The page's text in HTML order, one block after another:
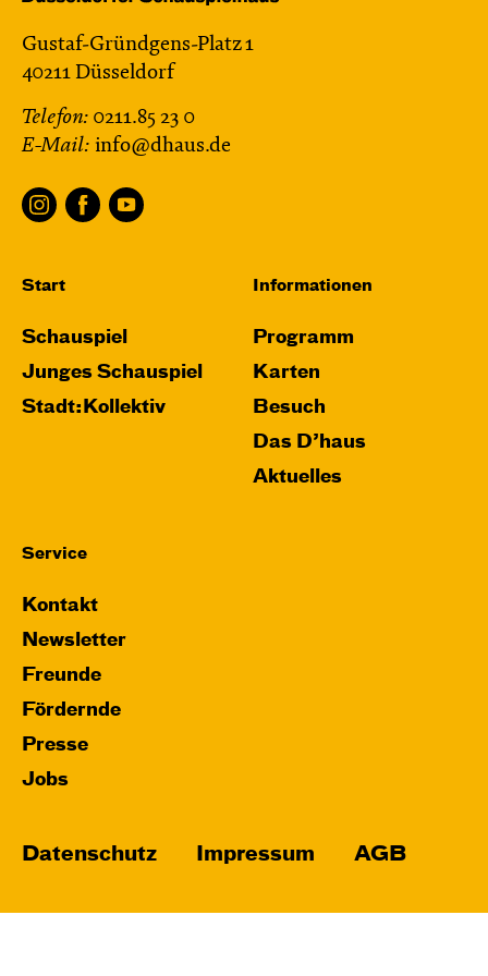
Gustaf-Gründgens-Platz 1
40211 Düsseldorf
Telefon: 0211.85 23 0
E-Mail: info@dhaus.de
Start
Schauspiel
Junges Schauspiel
Stadt:Kollektiv
Informationen
Programm
Karten
Besuch
Das D’haus
Aktuelles
Service
Kontakt
Newsletter
Freunde
Fördernde
Presse
Jobs
Datenschutz Impressum AGB